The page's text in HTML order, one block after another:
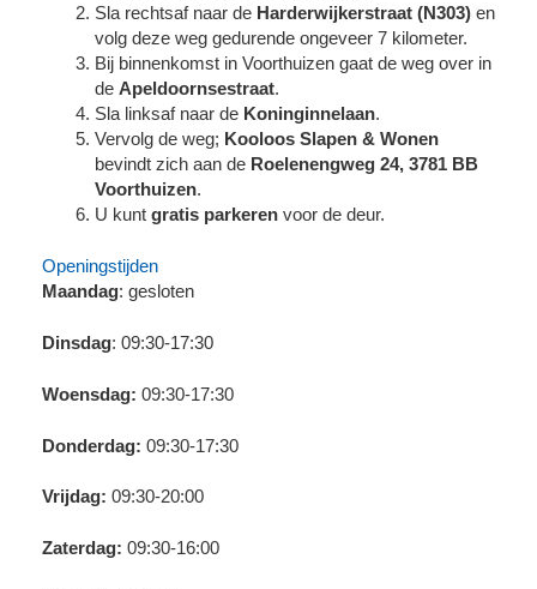
Sla rechtsaf naar de Harderwijkerstraat (N303)en
volg deze weg gedurende ongeveer 7 kilometer.
Bij binnenkomst in Voorthuizen gaat de weg over in
de Apeldoornsestraat.
Sla linksaf naar de Koninginnelaan.
Vervolg de weg; Kooloos Slapen & Wonen
bevindt zich aan de Roelenengweg 24, 3781 BB
Voorthuizen.
U kunt gratis parkerenvoor de deur.
Openingstijden
Maandag: gesloten
Dinsdag: 09:30-17:30
Woensdag: 09:30-17:30
Donderdag: 09:30-17:30
Vrijdag: 09:30-20:00
Zaterdag: 09:30-16:00